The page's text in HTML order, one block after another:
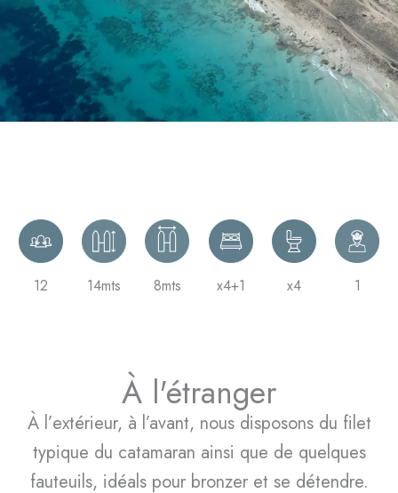
12 14mts 8mts x4+1 x4 1
À l'étranger
À l’extérieur, à l’avant, nous disposons du filet
typique du catamaran ainsi que de quelques
fauteuils, idéals pour bronzer et se détendre.